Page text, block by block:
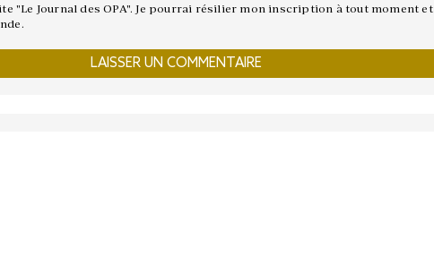
"Le Journal des OPA". Je pourrai résilier mon inscription à tout moment et